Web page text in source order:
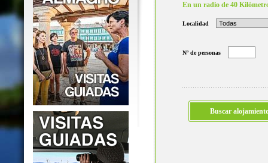
En un radio de 40
Localidad
Nº de personas